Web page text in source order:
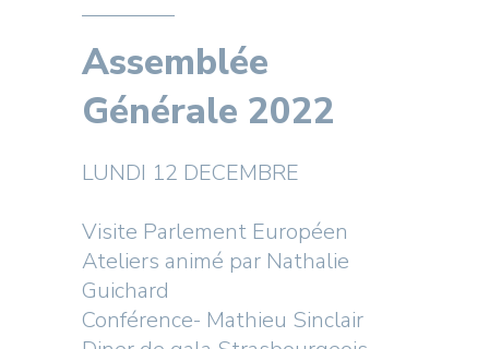
Assemblée
Générale 2022
LUNDI 12 DECEMBRE
Visite Parlement Européen
Ateliers animé par Nathalie
Guichard
Conférence- Mathieu Sinclair